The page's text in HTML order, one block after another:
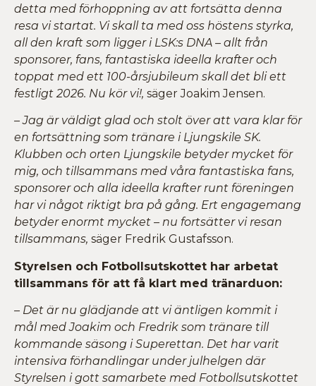
detta med förhoppning av att fortsätta denna
resa vi startat. Vi skall ta med oss höstens styrka,
all den kraft som ligger i LSK:s DNA – allt från
sponsorer, fans, fantastiska ideella krafter och
toppat med ett 100-årsjubileum skall det bli ett
festligt 2026. Nu kör vi!, säger Joakim Jensen.
– Jag är väldigt glad och stolt över att vara klar för
en fortsättning som tränare i Ljungskile SK.
Klubben och orten Ljungskile betyder mycket för
mig, och tillsammans med våra fantastiska fans,
sponsorer och alla ideella krafter runt föreningen
har vi något riktigt bra på gång. Ert engagemang
betyder enormt mycket – nu fortsätter vi resan
tillsammans, säger Fredrik Gustafsson.
Styrelsen och Fotbollsutskottet har arbetat
tillsammans för att få klart med tränarduon:
– Det är nu glädjande att vi äntligen kommit i
mål med Joakim och Fredrik som tränare till
kommande säsong i Superettan. Det har varit
intensiva förhandlingar under julhelgen där
Styrelsen i gott samarbete med Fotbollsutskottet